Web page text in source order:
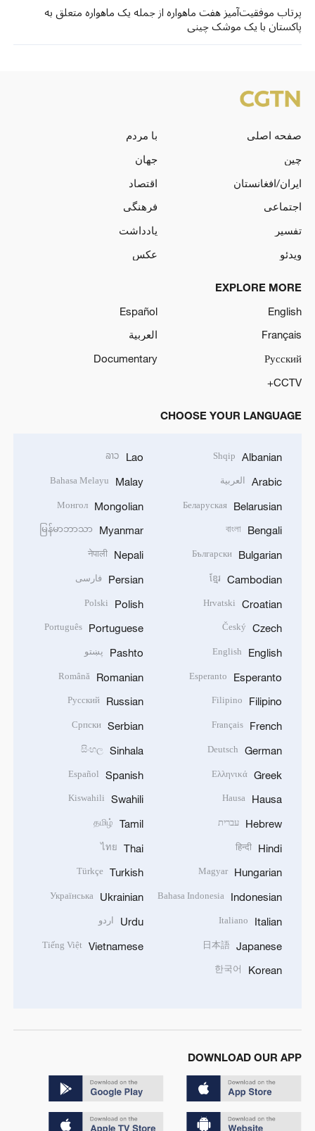
پرتاب موفقیت‌آمیز هفت ماهواره از جمله یک ماهواره متعلق به
پاکستان با یک موشک چینی
صفحه اصلی
با مردم
چین
جهان
ایران/افغانستان
اقتصاد
اجتماعی
فرهنگی
تفسیر
یادداشت
ویدئو
عکس
EXPLORE MORE
English
Español
Français
العربية
Русский
Documentary
CCTV+
CHOOSE YOUR LANGUAGE
Albanian
Shqip
Arabic العربية
Belarusian
Беларуская
Bengali
বাংলা
Bulgarian
Български
Cambodian
ខ្មែរ
Croatian
Hrvatski
Czech
Český
English
English
Esperanto
Esperanto
Filipino
Filipino
French
Français
German
Deutsch
Greek
Ελληνικά
Hausa
Hausa
Hebrew עברית
Hindi
हिन्दी
Hungarian
Magyar
Indonesian
Bahasa Indonesia
Italian
Italiano
Japanese
日本語
Korean
한국어
Lao
ລາວ
Malay
Bahasa Melayu
Mongolian
Монгол
Myanmar
မြန်မာဘာသာ
Nepali
नेपाली
Persian فارسی
Polish
Polski
Portuguese
Português
Pashto پښتو
Romanian
Română
Russian
Русский
Serbian
Српски
Sinhala
සිංහල
Spanish
Español
Swahili
Kiswahili
Tamil
தமிழ்
Thai
ไทย
Turkish
Türkçe
Ukrainian
Українська
Urdu اردو
Vietnamese
Tiếng Việt
DOWNLOAD OUR APP